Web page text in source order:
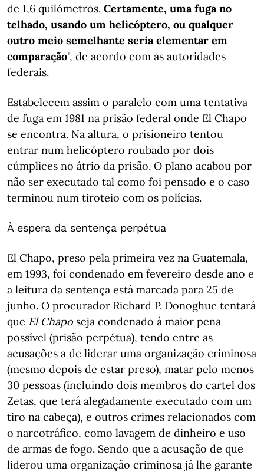
de 1,6 quilómetros. Certamente, uma fuga no
telhado, usando um helicóptero, ou qualquer
outro meio semelhante seria elementar em
comparação", de acordo com as autoridades
federais.
Estabelecem assim o paralelo com uma tentativa
de fuga em 1981 na prisão federal onde El Chapo
se encontra. Na altura, o prisioneiro tentou
entrar num helicóptero roubado por dois
cúmplices no átrio da prisão. O plano acabou por
não ser executado tal como foi pensado e o caso
terminou num tiroteio com os polícias.
À espera da sentença perpétua
El Chapo, preso pela primeira vez na Guatemala,
em 1993, foi condenado em fevereiro desde ano e
a leitura da sentença está marcada para 25 de
junho. O procurador Richard P. Donoghue tentará
que El Chapo seja condenado à maior pena
possível (prisão perpétua), tendo entre as
acusações a de liderar uma organização criminosa
(mesmo depois de estar preso), matar pelo menos
30 pessoas (incluindo dois membros do cartel dos
Zetas, que terá alegadamente executado com um
tiro na cabeça), e outros crimes relacionados com
o narcotráfico, como lavagem de dinheiro e uso
de armas de fogo. Sendo que a acusação de que
liderou uma organização criminosa já lhe garante